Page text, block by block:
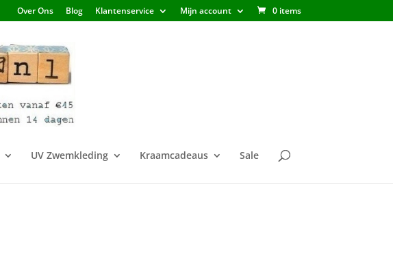
Over Ons Blog Klantenservice Mijn account 0 items
UV Zwemkleding Kraamcadeaus Sale